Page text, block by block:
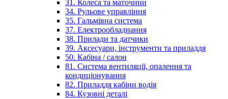
31. Колеса та маточини
34. Рульове управління
35. Гальмівна система
37. Електрообладнання
38. Прилади та датчики
39. Аксесуари, інструменти та приладдя
50. Кабіна / салон
81. Система вентиляції, опалення та
кондиціонування
82. Приладдя кабіни водія
84. Кузовні деталі